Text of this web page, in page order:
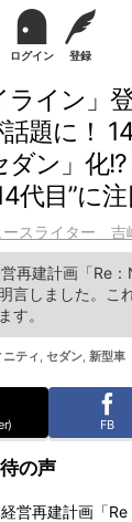
ログイン 登録
ライン」
題に！
ン」化
代目”に
ースライター 吉
再建計画「Re
言しました。こ
す。
ティ , セダン, 新型車
FB
の声
営再建計画「Re